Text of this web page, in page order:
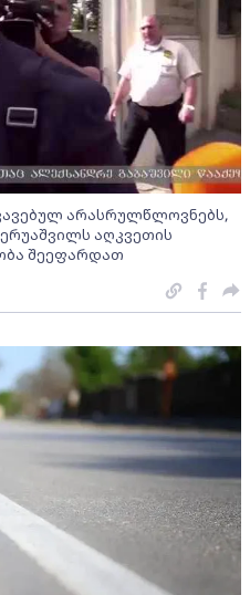
არასრულწლოვნებს,
აღკვეთის
შეეფარდათ